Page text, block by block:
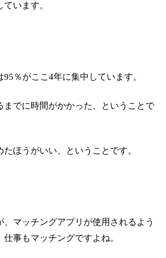
います。
％がここ4年に集中しています。
までに時間がかかった、ということで
ほうがいい、ということです。
マッチングアプリが使用されるよう
事もマッチングですよね。